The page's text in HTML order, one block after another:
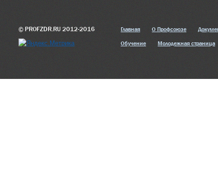
© PROFZDR.RU 2012-2016 Главная О Профсоюзе
Обучение Молодежная страница